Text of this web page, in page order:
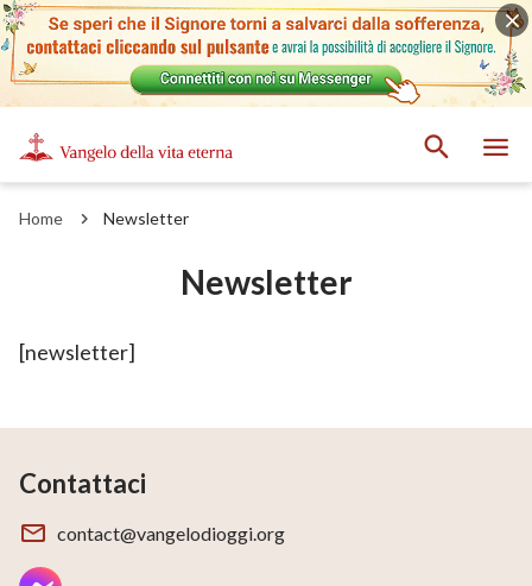
Home Newsletter
Newsletter
[newsletter]
Contattaci
contact@vangelodioggi.org